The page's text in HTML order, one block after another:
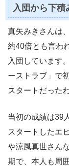
入団から下
真矢みきさんは
約40倍とも言わ
入団しています
ーストラブ」で
スタートだった
当初の成績は39
スタートしたエ
や涼風真世さん
期で、本人も周